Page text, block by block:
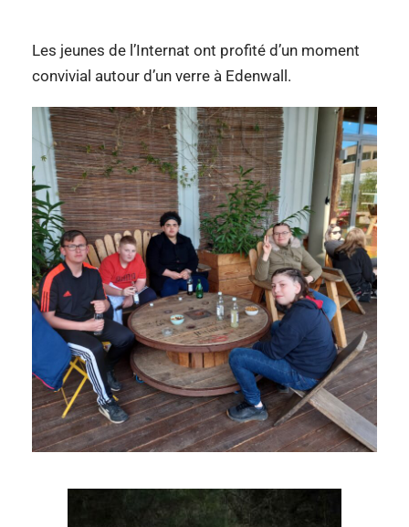
Les jeunes de l’Internat ont profité d’un moment
convivial autour d’un verre à Edenwall.